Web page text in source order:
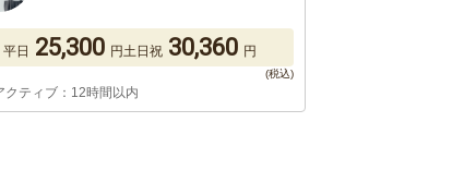
平日 25,300 円土日祝 30,360 円
クティブ：12時間以内